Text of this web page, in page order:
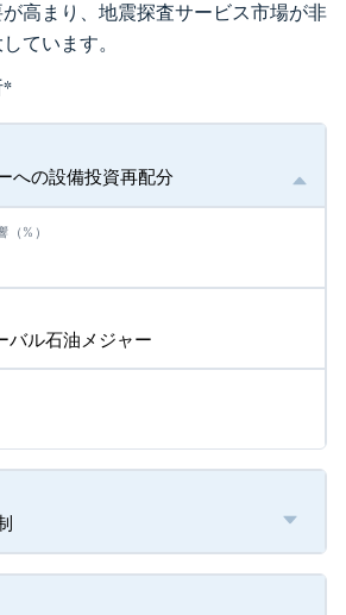
高まり、地震探査サービス市場が非
ています。
*
への設備投資再配分
バル石油メジャー